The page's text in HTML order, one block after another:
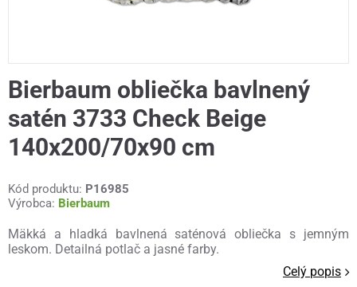
Bierbaum obliečka bavlnený
satén 3733 Check Beige
140x200/70x90 cm
Kód produktu: P16985
Výrobca: Bierbaum
Mäkká a hladká bavlnená saténová obliečka s jemným
leskom. Detailná potlač a jasné farby.
Celý popis